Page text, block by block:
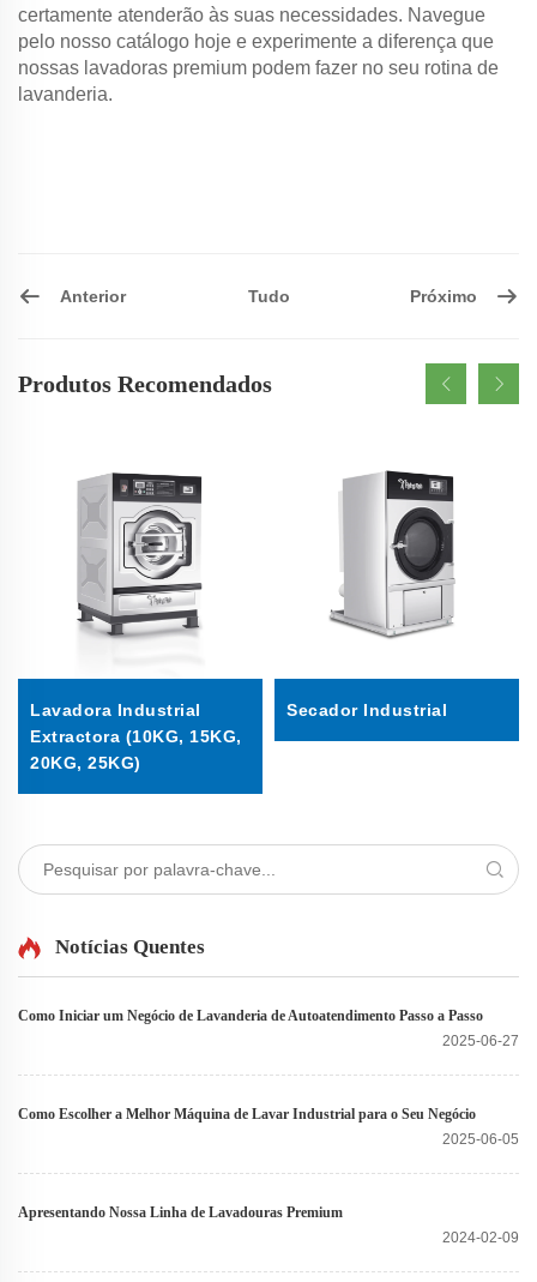
certamente atenderão às suas necessidades. Navegue
pelo nosso catálogo hoje e experimente a diferença que
nossas lavadoras premium podem fazer no seu rotina de
lavanderia.
Anterior Tudo Próximo
Produtos Recomendados
Lavadora Industrial
Extractora (10KG, 15KG,
20KG, 25KG)
Secador Industrial
Notícias Quentes
Como Iniciar um Negócio de Lavanderia de Autoatendimento Passo a Passo
2025-06-27
Como Escolher a Melhor Máquina de Lavar Industrial para o Seu Negócio
2025-06-05
Apresentando Nossa Linha de Lavadouras Premium
2024-02-09